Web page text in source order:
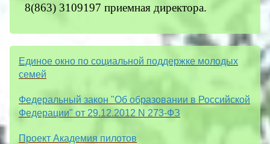
8(863) 3109197 приемная директора.
Единое окно по социальной поддержке молодых
семей
Федеральный закон "Об образовании в Российской
Федерации" от 29.12.2012 N 273-ФЗ
Проект Академия пилотов